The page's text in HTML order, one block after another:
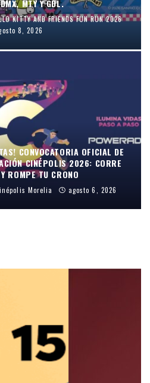
MTY Y GDL.
KITTY AND FRIENDS FUN RUN 2026
8, 2026
CONVOCATORIA OFICIAL DE
CINÉPOLIS 2026: CORRE
ROMPE TU CRONO
Morelia agosto 6, 2026